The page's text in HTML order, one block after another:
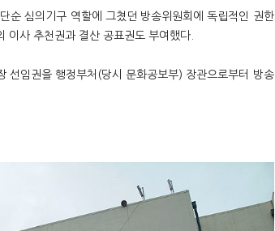
순 심의기구 역할에 그쳤던 방송위원회에 독립적인 권한
이사 추천권과 결산 공표권도 부여했다.
선임권을 행정부처(당시 문화공보부) 장관으로부터 방송